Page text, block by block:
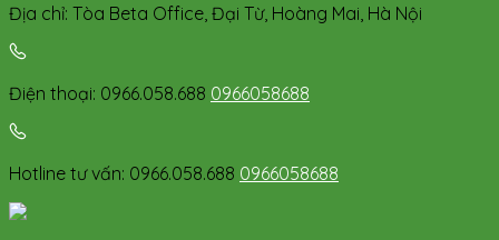
Địa chỉ: Tòa Beta Office, Đại Từ, Hoàng Mai, Hà Nội
Điện thoại: 0966.058.688 0966058688
Hotline tư vấn: 0966.058.688 0966058688